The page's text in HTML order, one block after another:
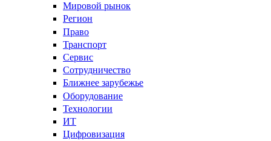
Мировой рынок
Регион
Право
Транспорт
Сервис
Сотрудничество
Ближнее зарубежье
Оборудование
Технологии
ИТ
Цифровизация